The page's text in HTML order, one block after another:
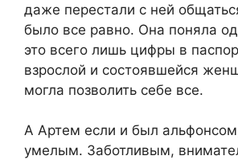
даже перестали с ней
было все равно. Она поняла
это всего лишь цифры в
взрослой и состоявшейся
могла позволить себе все.
А Артем если и был
умелым. Заботливым,